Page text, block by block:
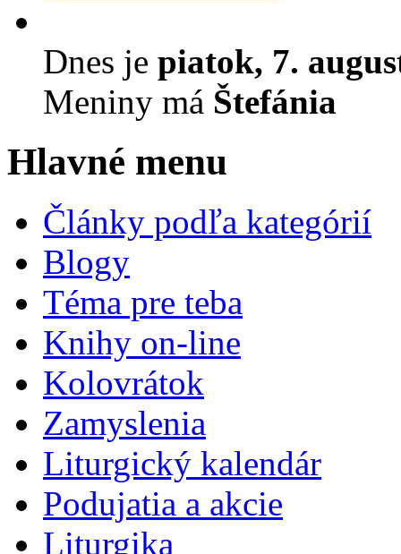
Dnes je piatok, 7.
Meniny má Štefánia
Hlavné menu
Články podľa kategórií
Blogy
Téma pre teba
Knihy on-line
Kolovrátok
Zamyslenia
Liturgický kalendár
Podujatia a akcie
Liturgika